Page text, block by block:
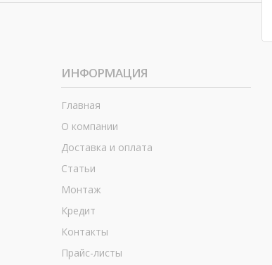
ИНФОРМАЦИЯ
Главная
О компании
Доставка и оплата
Статьи
Монтаж
Кредит
Контакты
Прайс-листы